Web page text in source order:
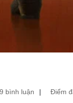
9 bình luận Điểm